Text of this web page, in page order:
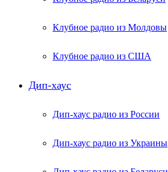
Клубное радио из Молдовы
Клубное радио из США
Дип-хаус
Дип-хаус радио из России
Дип-хаус радио из Украины